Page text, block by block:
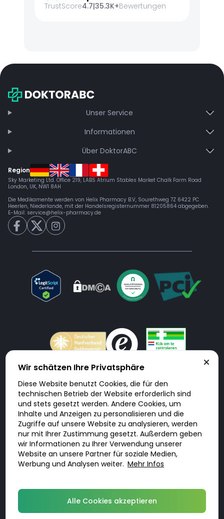
TrustScore4.7|35.3K+Bewertungen
Unser Service
Informationen
Über DoktorABC
Region
Sky Marketing Ltd. Office 219, LABS Atrium Stables Market Chalk Farm Road
London, UK, NW1 8AH
Die Medikamente werden von Helix Pharmacy B.V, Sourethweg 7Z 6422 PC
Heerlen, Niederlande, mit der Handelsregisternummer 81205864 abgegeben.
E-Mail: service@helix-pharmacy.de
Doktorabc.com ist eine Vermittlungsplattform. Doktorabc ist ausdrücklich
keine Internetapotheke. Doktorabc bietet keine Medikamente oder
sonstige Produkte an oder liefert diese. Jegliche Informationen zu
Produkten, Medikamenten und Preisen auf der Internetseite beinhalten
kein Angebot von Doktorabc an Sie. Für die Einhaltung der in Ihrem Land
geltenden Gesetze und sonstigen Rechtsvorschriften sind Sie als Nutzer
selbst verantwortlich. Die Nutzung unseres Services auf Doktorabc durch
Sie erfolgt auf eigenes Risiko und in eigener Verantwortung. Sie erklären,
diese Internetseite aus eigener Initiative zu besuchen und zu nutzen.
Wir schätzen Ihre Privatsphäre
Diese Website benutzt Cookies, die für den
technischen Betrieb der Website erforderlich sind
und stets gesetzt werden. Andere Cookies, um
Inhalte und Anzeigen zu personalisieren und die
Zugriffe auf unsere Website zu analysieren, werden
nur mit Ihrer Zustimmung gesetzt. Außerdem geben
wir Informationen zu Ihrer Verwendung unserer
Website an unsere Partner für soziale Medien,
Werbung und Analysen weiter. Mehr Infos
Alle Cookies akzeptieren